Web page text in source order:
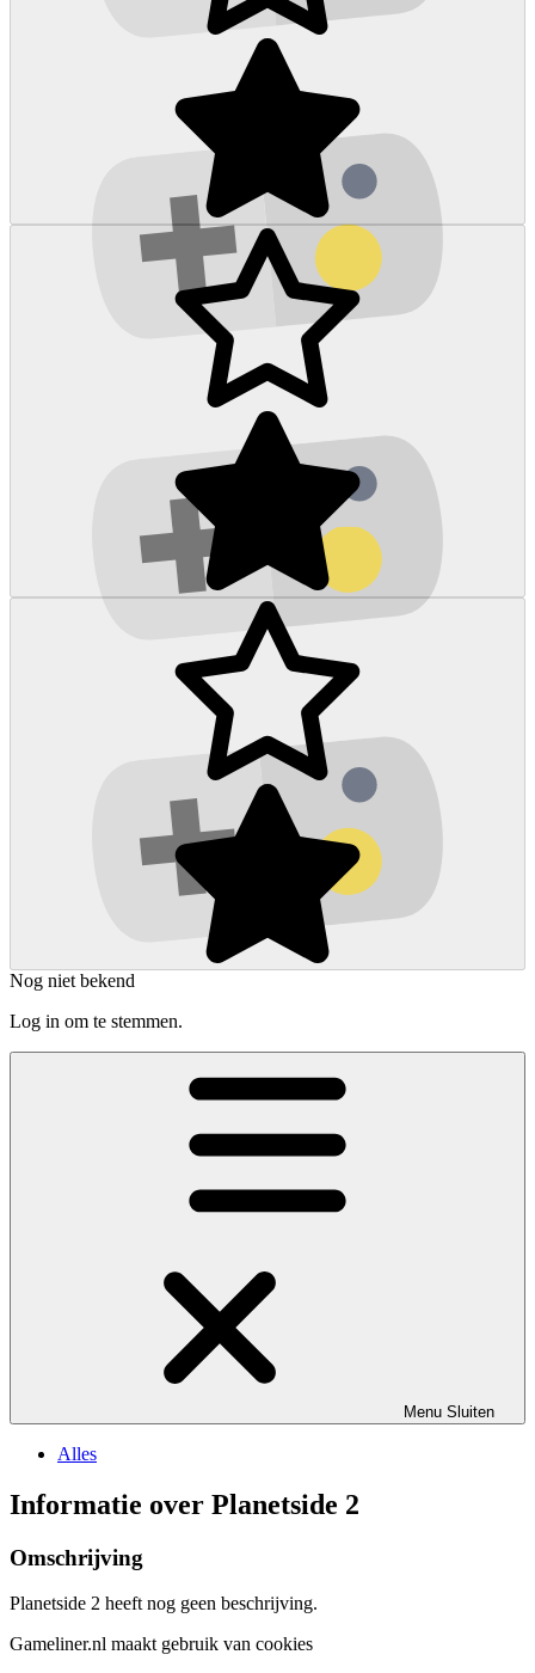
Nog niet bekend
Log in om te stemmen.
Menu Sluiten
Alles
Informatie over Planetside 2
Omschrijving
Planetside 2 heeft nog geen beschrijving.
Gameliner.nl maakt gebruik van cookies